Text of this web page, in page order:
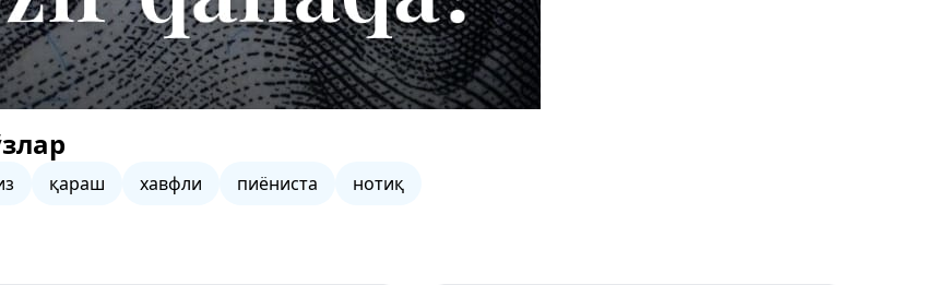
қараш хавфли пиёниста нотиқ